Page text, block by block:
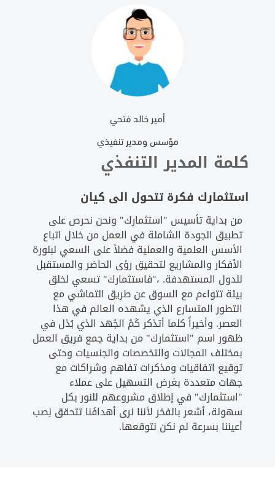
أمير خالد فتحي
مؤسس ومدير تنفيذي
كلمة المدير التنفذي
استثمارك فكرة تتحول الى كيان
من بداية تأسيس "استثمارك" ونحن نحرص على
تطبيق الجودة الشاملة في العمل من خلال اتباع
الأسس العلمية والعملية فضلاً على السعي لبلورة
الأفكار والمشاريع لتحقيق رؤى الحاضر والمستقبل
للدول المستهدفة. ،"فاستثمارك" تسعي لخلق
بيئة تتواءم مع السوق عن طريق التماشي مع
التطور المتسارع الذي يشهده العالم في هذا
العصر. وأخيراً كلما أتذكر كَمْ الجُهد الذي بُذل في
ظهور اسم "استثمارك" من بداية جمع فريق العمل
بمختلف المجالات والتخصصات والجنسيات وحتى
توقيع اتفاقيات ومذكرات تفاهم وشراكات مع
جهات متعددة بغرض التسهيل على عملاء
"استثمارك" في إطلاق مشروعهم للنور بكل
سهولة، أشعر بالفخر لأننا نرى أهدافَنا تتحقق نِصب
أعيننا بسرعة لم نكن نتوقعها.